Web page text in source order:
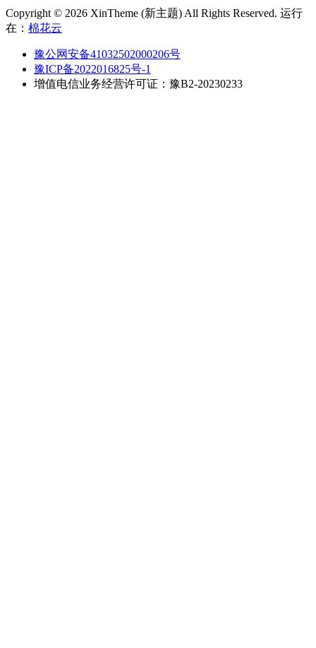
Copyright © 2026 XinTheme (新主题) All Rights Reserved. 运行
在： 棉花云
豫公网安备41032502000206号
豫ICP备2022016825号-1
增值电信业务经营许可证：豫B2-20230233